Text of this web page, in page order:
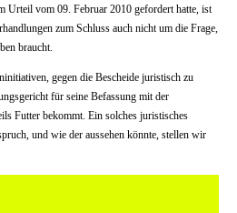
Urteil vom 09. Februar 2010 gefordert hatte, ist
zum Schluss auch nicht um die Frage,
braucht.
gegen die Bescheide juristisch zu
für seine Befassung mit der
Futter bekommt. Ein solches juristisches
und wie der aussehen könnte, stellen wir